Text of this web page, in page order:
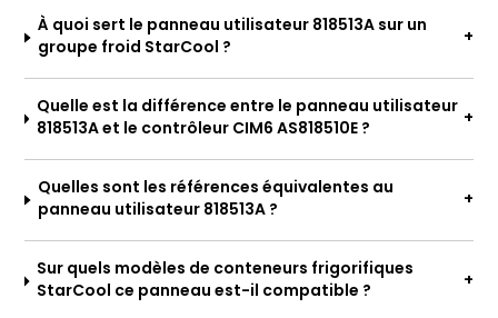
À quoi sert le panneau utilisateur 818513A sur un
groupe froid StarCool ?
Quelle est la différence entre le panneau utilisateur
818513A et le contrôleur CIM6 AS818510E ?
Quelles sont les références équivalentes au
panneau utilisateur 818513A ?
Sur quels modèles de conteneurs frigorifiques
StarCool ce panneau est-il compatible ?